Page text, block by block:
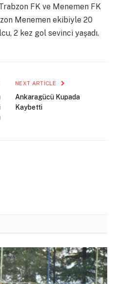
FK ve Menemen FK
Menemen ekibiyle 20
2 kez gol sevinci yaşadı.
NEXT ARTICLE
Ankaragücü Kupada
Kaybetti